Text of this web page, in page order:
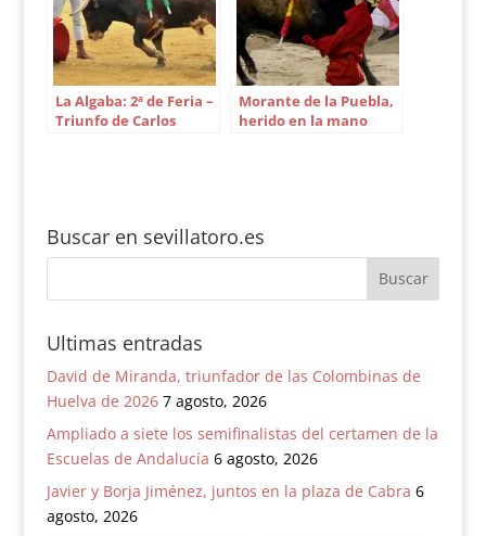
La Algaba: 2ª de Feria –
Triunfo de Carlos
Morante de la Puebla,
herido en la mano
Buscar en sevillatoro.es
Ultimas entradas
David de Miranda, triunfador de las Colombinas de
Huelva de 2026 7 agosto, 2026
Ampliado a siete los semifinalistas del certamen de la
Escuelas de Andalucía 6 agosto, 2026
Javier y Borja Jiménez, juntos en la plaza de Cabra 6
agosto, 2026